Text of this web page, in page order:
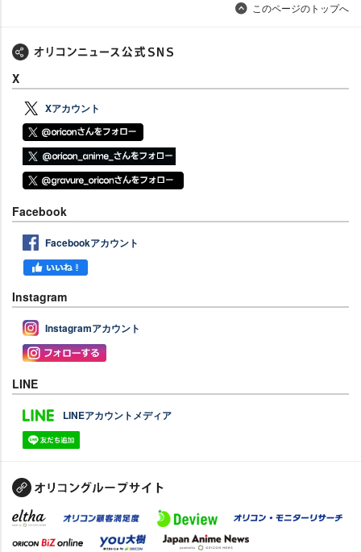
このページのトップへ
X
Xアカウント
Facebook
Facebookアカウント
Instagram
Instagramアカウント
LINE
LINEアカウントメディア